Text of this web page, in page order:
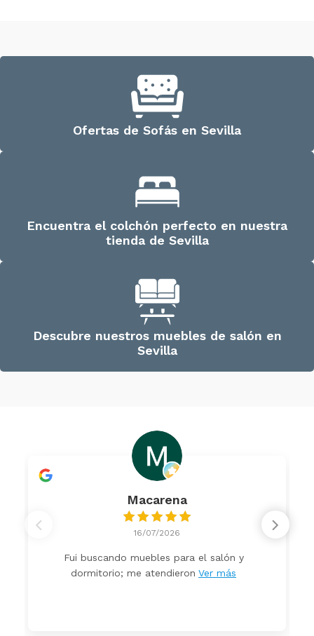
Ofertas de Sofás en Sevilla
Encuentra el colchón perfecto en nuestra
tienda de Sevilla
Descubre nuestros muebles de salón en
Sevilla
Macarena
16/07/2026
Fui buscando muebles para el salón y
dormitorio; me atendieron Ver más